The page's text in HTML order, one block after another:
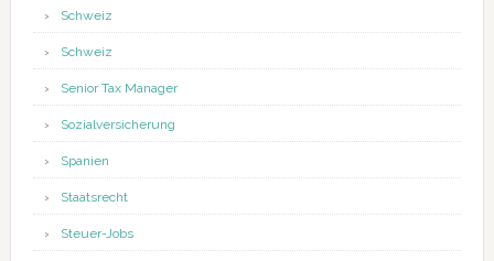
Schweiz
Schweiz
Senior Tax Manager
Sozialversicherung
Spanien
Staatsrecht
Steuer-Jobs